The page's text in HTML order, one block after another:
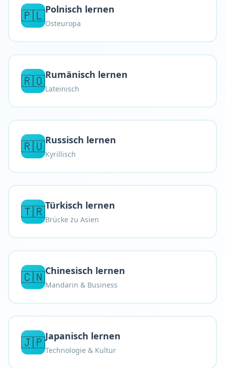
🇵🇱Polnisch lernen
Osteuropa
🇷🇴Rumänisch lernen
Lateinisch
🇷🇺Russisch lernen
Kyrillisch
🇹🇷Türkisch lernen
Brücke zu Asien
🇨🇳Chinesisch lernen
Mandarin & Business
🇯🇵Japanisch lernen
Technologie & Kultur